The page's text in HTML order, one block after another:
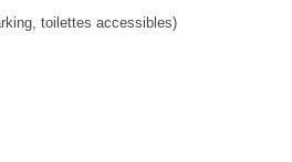
toilettes accessibles)